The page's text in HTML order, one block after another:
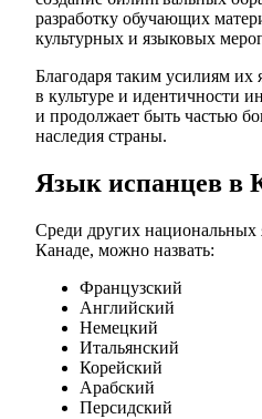
разработку обучающих
культурных и языковых
Благодаря таким усилиям их
в культуре и идентичности
и продолжает быть частью
наследия страны.
Язык испанцев в
Среди других национальных
Канаде, можно назвать:
Французский
Английский
Немецкий
Итальянский
Корейский
Арабский
Персидский